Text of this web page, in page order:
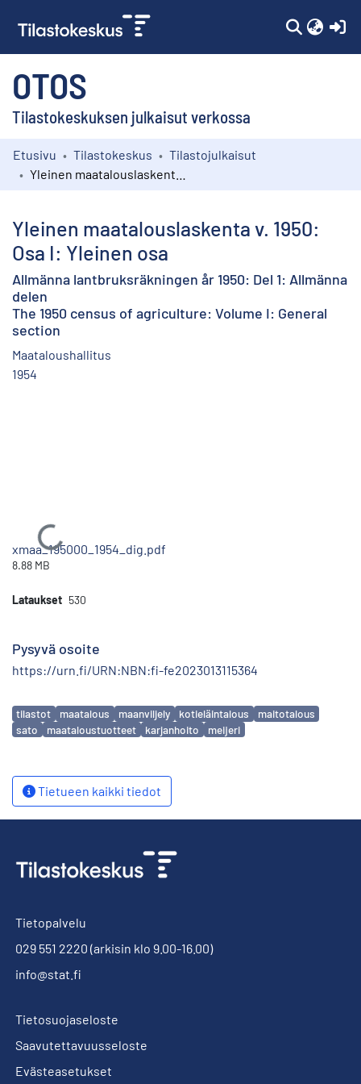
OTOS
Tilastokeskuksen julkaisut verkossa
Kokoelmat
Etusivu Tilastokeskus
Tilastojulkaisut
Yleinen maatalouslaskenta v. 1950:
Osa I: Yleinen osa
Allmänna lantbruksräkningen år 1950: Del 1: Allmänna
delen
The 1950 census of agriculture: Volume I: General
section
Maataloushallitus
1954
Ladataan...
xmaa_195000_1954_dig.pdf
8.88 MB
Lataukset 530
Pysyvä osoite
https://urn.fi/URN:NBN:fi-fe2023013115364
Avainsanat
tilastot maatalous maanviljely kotieläintalous
maitotalous
sato
maataloustuotteet karjanhoito meijeri
Tietueen kaikki tiedot
Tietopalvelu
029 551 2220 (arkisin klo 9.00-16.00)
info@stat.fi
Tietosuojaseloste
Saavutettavuusseloste
Evästeasetukset